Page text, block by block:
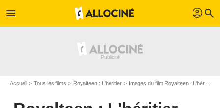
menu profil search
Accueil Tous les films Royalteen : L'héritier Images du film Royalteen : L'héritier